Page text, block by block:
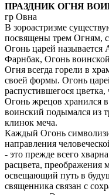
ПРАЗДНИК ОГНЯ
гр Овна
В зороастризме
посвящены трем Огням,
Огонь царей
Фарнбак, Огонь
Огня всегда горели в
своей формы. Огонь
распустившегося
Огонь жрецов хранился
воинский подымался из
клинок меча.
Каждый Огонь
направления
- это прежде всего
расцвета, преображения
освещающий путь в
священника связан с